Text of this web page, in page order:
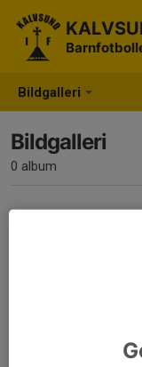
Bildgalleri
Bildgalleri
0 album